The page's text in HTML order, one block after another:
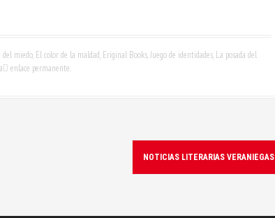
del miedo, El color de la maldad, Eriginal Books,Juego de identidades, La posada del
enlace permanente.
NOTICIAS LITERARIAS VERANIEGAS